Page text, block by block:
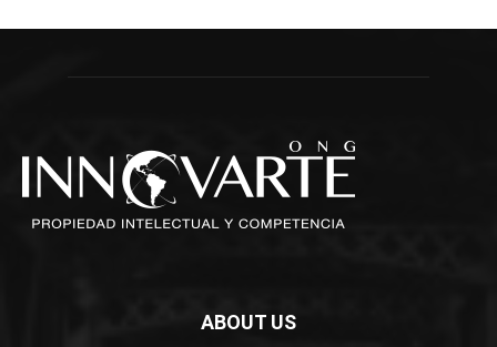
ABOUT US